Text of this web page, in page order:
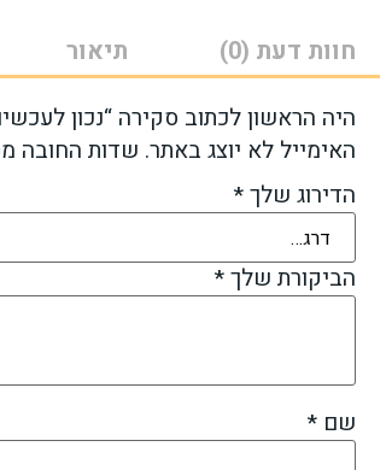
חוות דעת (0) תיאור
היה הראשון לכתוב סקירה “נכון
האימייל לא יוצג באתר. שדות החובה
הדירוג שלך*
הביקורת שלך*
שם *